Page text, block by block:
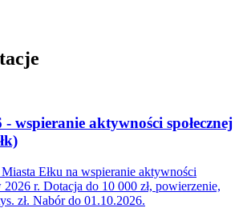
- wspieranie aktywności społecznej
Ełku na wspieranie aktywności
2026 r. Dotacja do 10 000 zł, powierzenie,
zł. Nabór do 01.10.2026.